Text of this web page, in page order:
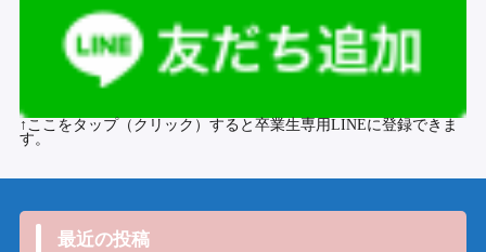
↑ここをタップ（クリック）すると卒業生専用LINEに登録できま
す。
最近の投稿